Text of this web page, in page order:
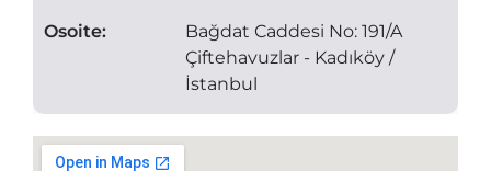
Osoite:
Bağdat Caddesi No: 191/A
Çiftehavuzlar - Kadıköy /
İstanbul